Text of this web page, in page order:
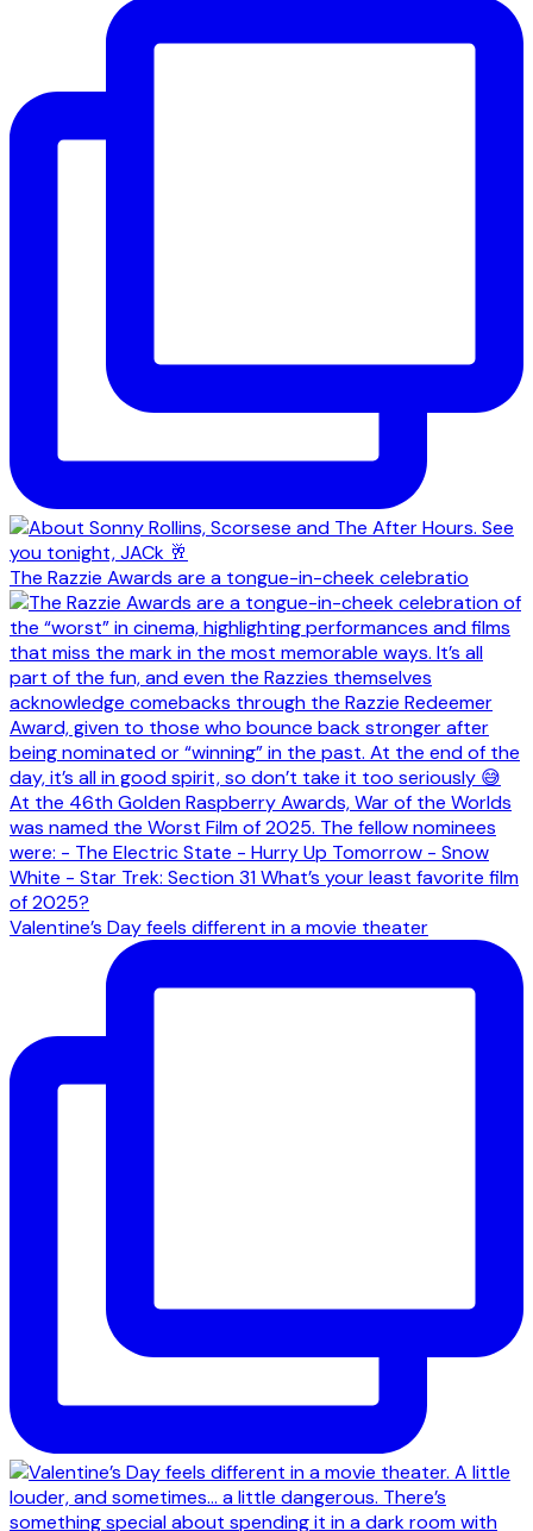
The Razzie Awards are a tongue-in-cheek celebratio
Valentine’s Day feels different in a movie theater